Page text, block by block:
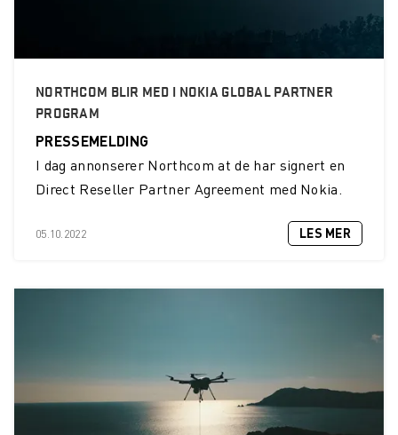
NORTHCOM BLIR MED I NOKIA GLOBAL PARTNER
PROGRAM
PRESSEMELDING
I dag annonserer Northcom at de har signert en
Direct Reseller Partner Agreement med Nokia.
05.10.2022 LES MER